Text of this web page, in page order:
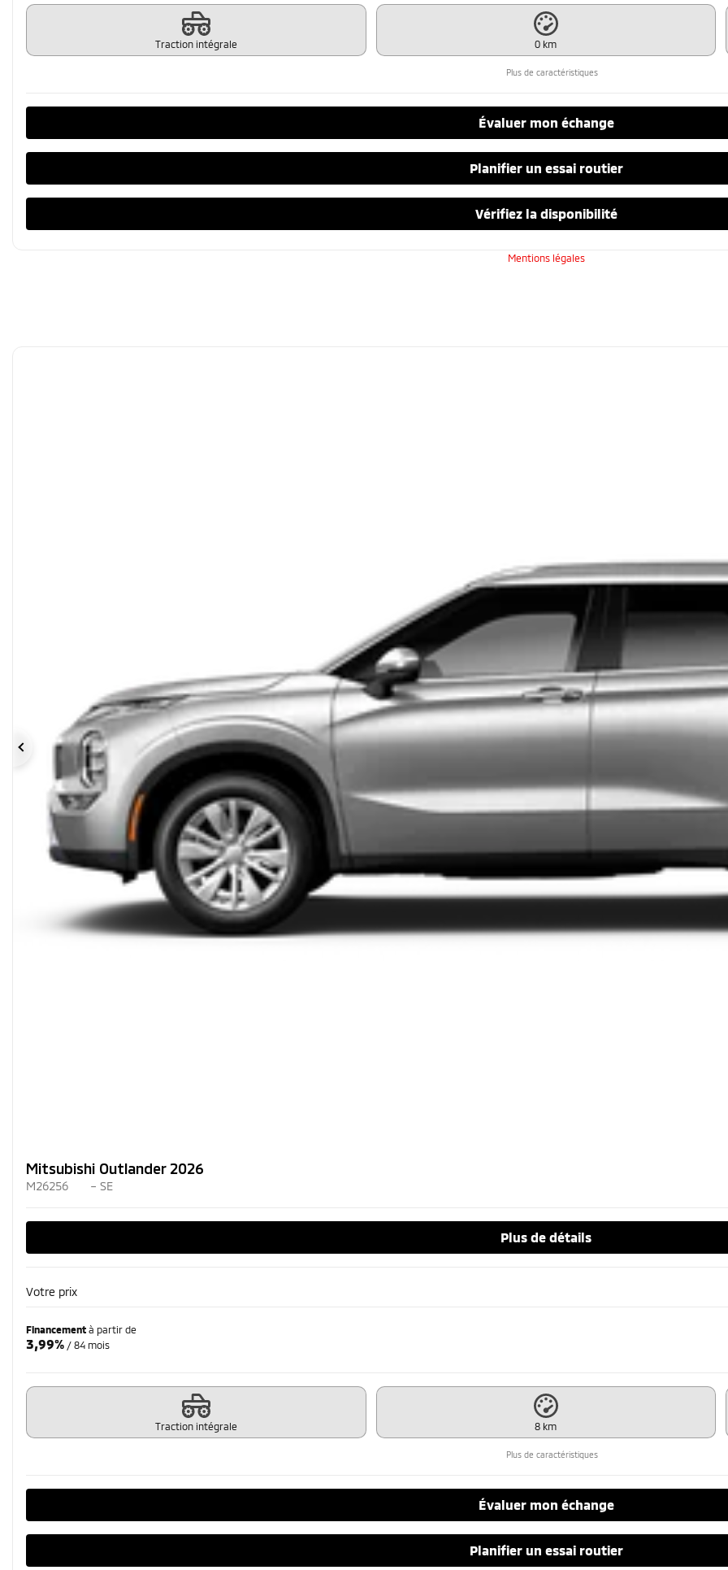
Traction intégrale 0 km
Plus de caractéristiques
Évaluer mon échange
Planifier un essai routier
Vérifiez la disponibilité
Mentions légales
Précédent
Mitsubishi Outlander 2026
M26256 – SE
Plus de détails
Votre prix
Financement à partir de
3,99% / 84 mois
Traction intégrale 8 km
Plus de caractéristiques
Évaluer mon échange
Planifier un essai routier